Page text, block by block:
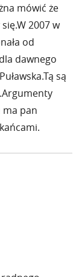
mówić że
2007 w
od
dawnego
są
pan